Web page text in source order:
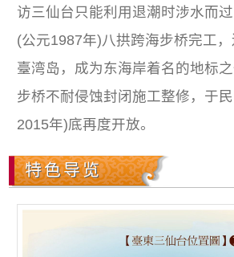
访三仙台只能利用退潮时涉水而
(公元1987年)八拱跨海步桥完工
臺湾岛，成为东海岸着名的地标
步桥不耐侵蚀封闭施工整修，于
2015年)底再度开放。
特色导览